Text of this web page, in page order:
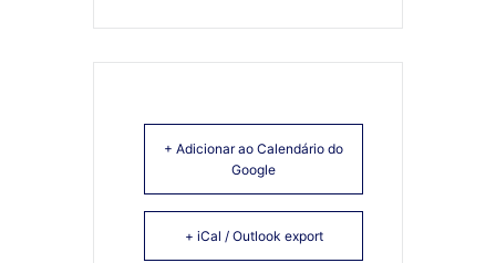
+ Adicionar ao Calendário do
Google
+ iCal / Outlook export